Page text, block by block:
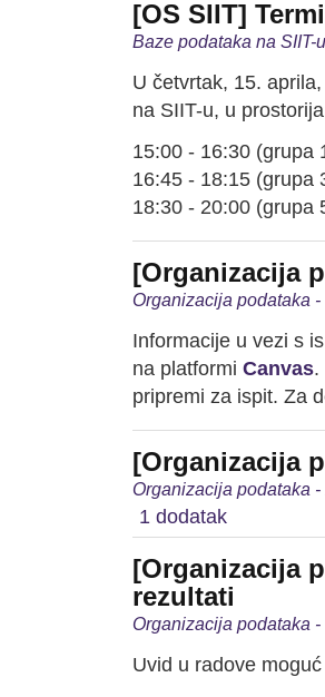
[OS SIIT]
Baze podataka na SIIT-
U četvrtak, 15.
na SIIT-u, u
15:00 - 16:30 (grupa
16:45 - 18:15 (grupa
18:30 - 20:00 (grupa
[Organizacija
Organizacija podataka
Informacije u vezi s
na platformi Canvas.
pripremi za ispit. Za
[Organizacija
Organizacija podataka
1 dodatak
[Organizacija
rezultati
Organizacija podataka
Uvid u radove